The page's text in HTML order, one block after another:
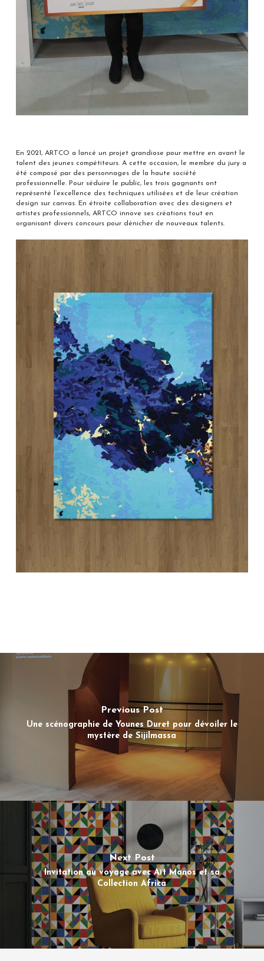
En 2021, ARTCO a lancé un projet grandiose pour mettre en avant le
talent des jeunes compétiteurs. A cette occasion, le membre du jury a
été composé par des personnages de la haute société
professionnelle. Pour séduire le public, les trois gagnants ont
représenté l’excellence des techniques utilisées et de leur création
design sur canvas. En étroite collaboration avec des designers et
artistes professionnels, ARTCO innove ses créations tout en
organisant divers concours pour dénicher de nouveaux talents.
Previous Post
Une scénographie de Younes Duret pour dévoiler le
mystère de Sijilmassa
Next Post
Invitation au voyage avec Aït Manos et sa
Collection Africa